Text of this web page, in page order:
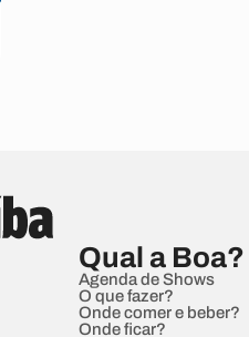
Qual a Boa?
Agenda de Shows
O que fazer?
Onde comer e beber?
Onde ficar?